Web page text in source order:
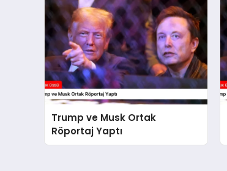
Trump ve Musk Ortak
Röportaj Yaptı